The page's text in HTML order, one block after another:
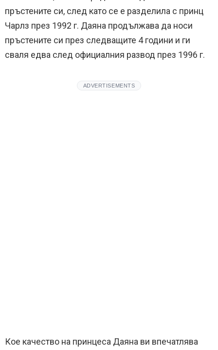
пръстените си, след като се е разделила с принц
Чарлз през 1992 г. Даяна продължава да носи
пръстените си през следващите 4 години и ги
сваля едва след официалния развод през 1996 г.
ADVERTISEMENTS
Кое качество на принцеса Даяна ви впечатлява